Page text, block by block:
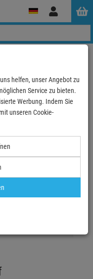
Anmelden
helfen, unser Angebot zu
Service zu bieten.
Werbung. Indem Sie
unseren Cookie-